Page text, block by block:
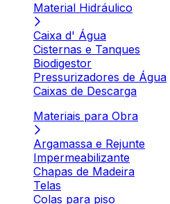
Material Hidráulico
Caixa d' Água
Cisternas e Tanques
Biodigestor
Pressurizadores de Água
Caixas de Descarga
Materiais para Obra
Argamassa e Rejunte
Impermeabilizante
Chapas de Madeira
Telas
Colas para piso